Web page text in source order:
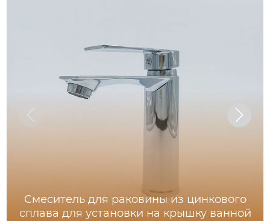
Смеситель для раковины из цинкового
сплава для установки на крышку ванной